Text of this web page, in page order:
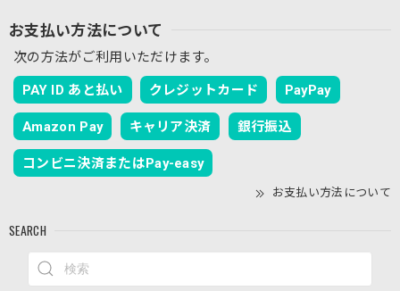
ブラックレース
2026/07/19
キジトラの刺繡がとてもかわいいのに加えてレースのアーム
カバーはとてもおしゃれで、空調が効きすぎた電車内や室内
でも使いやすく大変気に入りました。
ご評価ありがとうございます！ キジトラの刺繍
やレースのデザインを「おしゃれ」と気に入っ
よりでございます。 これからの季節もぜひたく
さんご活用いただけますと幸いです。
お支払い方法について
次の方法がご利用いただけます。
PAY ID あと払い クレジットカード PayPay
Amazon Pay キャリア決済 銀行振込
コンビニ決済またはPay-easy
お支払い方法について
SEARCH